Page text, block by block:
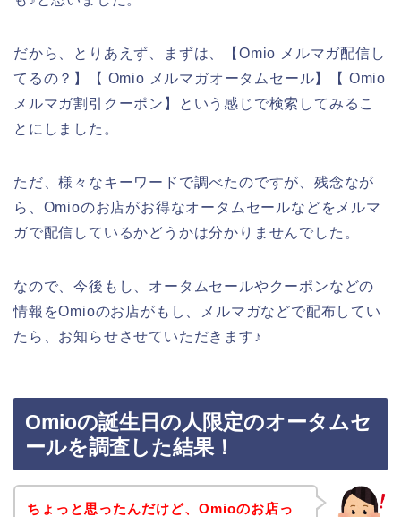
だから、とりあえず、まずは、【Omio メルマガ配信し
てるの？】【 Omio メルマガオータムセール】【 Omio
メルマガ割引クーポン】という感じで検索してみるこ
とにしました。
ただ、様々なキーワードで調べたのですが、残念なが
ら、Omioのお店がお得なオータムセールなどをメルマ
ガで配信しているかどうかは分かりませんでした。
なので、今後もし、オータムセールやクーポンなどの
情報をOmioのお店がもし、メルマガなどで配布してい
たら、お知らせさせていただきます♪
Omioの誕生日の人限定のオータムセ
ールを調査した結果！
ちょっと思ったんだけど、Omioのお店っ